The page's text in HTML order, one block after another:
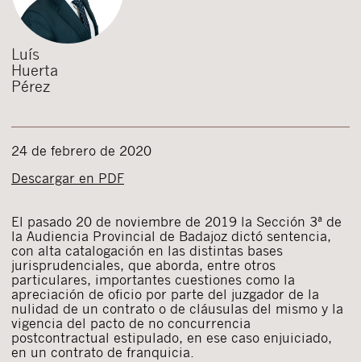
Luís
Huerta
Pérez
24 de febrero de 2020
Descargar en PDF
El pasado 20 de noviembre de 2019 la Sección 3ª de
la Audiencia Provincial de Badajoz dictó sentencia,
con alta catalogación en las distintas bases
jurisprudenciales, que aborda, entre otros
particulares, importantes cuestiones como la
apreciación de oficio por parte del juzgador de la
nulidad de un contrato o de cláusulas del mismo y la
vigencia del pacto de no concurrencia
postcontractual estipulado, en ese caso enjuiciado,
en un contrato de franquicia.